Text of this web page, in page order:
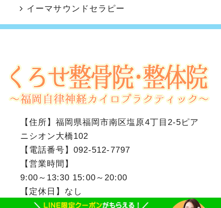
イーマサウンドセラピー
【住所】 福岡県福岡市南区塩原4丁目2-5ピア
ニシオン大橋102
【電話番号】092-512-7797
【営業時間】
9:00～13:30 15:00～20:00
【定休日】なし